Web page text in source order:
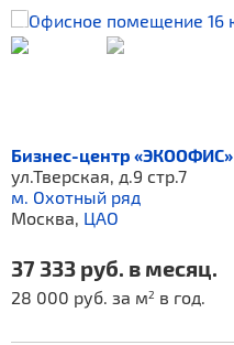
Бизнес-центр «ЭКООФИС»
ул.Тверская, д.9 стр.7
м. Охотный ряд
Москва, ЦАО
37 333 руб. в месяц.
28 000 руб. за м2 в год.